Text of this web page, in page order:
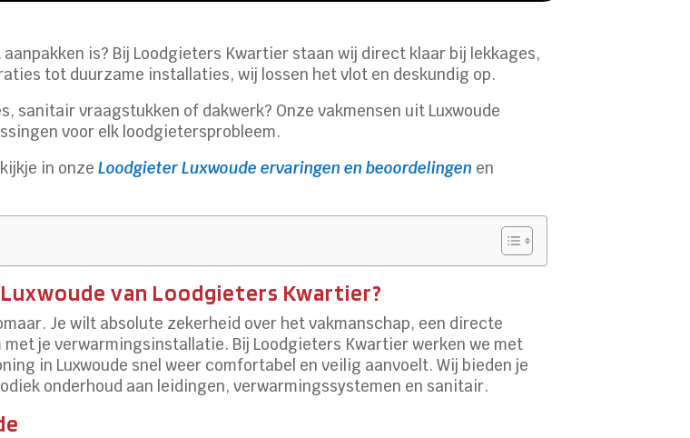
is? Bij Loodgieters Kwartier staan wij direct klaar bij lekkages,
tot duurzame installaties, wij lossen het vlot en deskundig op.
sanitair vraagstukken of dakwerk? Onze vakmensen uit Luxwoude
voor elk loodgietersprobleem.
in onzeLoodgieter Luxwoude ervaringen en beoordelingen en
van Loodgieters Kwartier?
Je wilt absolute zekerheid over het vakmanschap, een directe
je verwarmingsinstallatie. Bij Loodgieters Kwartier werken we met
in Luxwoude snel weer comfortabel en veilig aanvoelt. Wij bieden je
onderhoud aan leidingen, verwarmingssystemen en sanitair.